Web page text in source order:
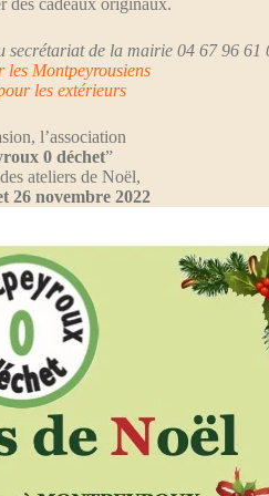
des cadeaux originaux.
secrétariat de la mairie 04 67 96 61
Montpeyrousiens
les extérieurs
l’association
0 déchet”
ateliers de Noël,
26 novembre 2022